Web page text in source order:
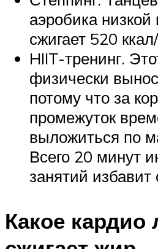
аэробика низкой
сжигает 520
HIIT-тренинг.
физически
потому что за
промежуток
выложиться по
Всего 20 минут
занятий избавит
Какое кардио